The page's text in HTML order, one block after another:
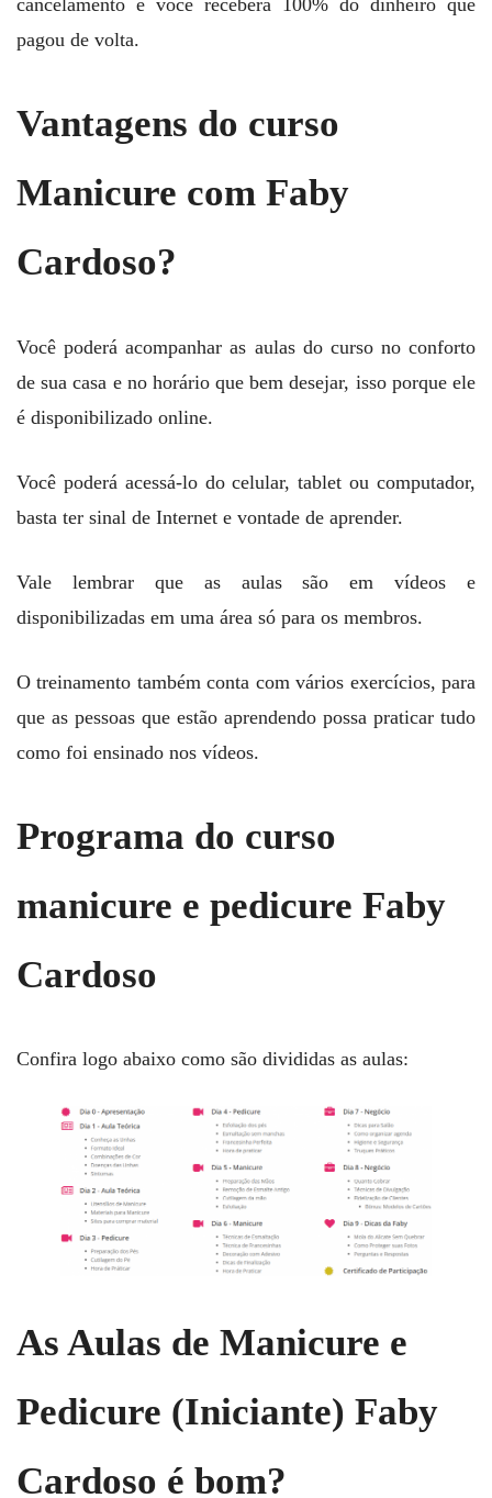
cancelamento e você recebera 100% do dinheiro que
pagou de volta.
Vantagens do curso
Manicure com Faby
Cardoso?
Você poderá acompanhar as aulas do curso no conforto
de sua casa e no horário que bem desejar, isso porque ele
é disponibilizado online.
Você poderá acessá-lo do celular, tablet ou computador,
basta ter sinal de Internet e vontade de aprender.
Vale lembrar que as aulas são em vídeos e
disponibilizadas em uma área só para os membros.
O treinamento também conta com vários exercícios, para
que as pessoas que estão aprendendo possa praticar tudo
como foi ensinado nos vídeos.
Programa do curso
manicure e pedicure Faby
Cardoso
Confira logo abaixo como são divididas as aulas:
As Aulas de Manicure e
Pedicure (Iniciante) Faby
Cardoso é bom?